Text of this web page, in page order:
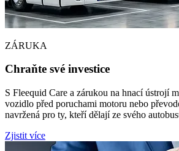
ZÁRUKA
Chraňte své investice
S Fleequid Care a zárukou na hnací ústrojí
vozidlo před poruchami motoru nebo
navržená pro ty, kteří dělají ze svého
Zjistit více